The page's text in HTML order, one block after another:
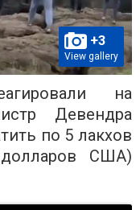
+3
View gallery
на
Девендра
по 5 лакхов
США)